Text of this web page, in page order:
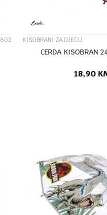
KIŠOBRANI ZA DJECU
CERDA KISOBRAN
18,90
UPOREDI